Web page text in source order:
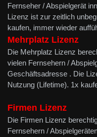
Fernseher / Abspielgerät
Lizenz ist zur zeitlich
kaufen, immer wieder
Mehrplatz Lizenz
Die Mehrplatz Lizenz
vielen Fernsehern /
Geschäftsadresse . Die
Nutzung (Lifetime). 1x
Firmen Lizenz
Die Firmen Lizenz
Fernsehern /